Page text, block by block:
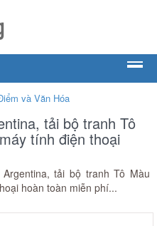
và Văn Hóa
tải bộ tranh Tô
tính điện thoại
tải bộ tranh Tô Màu
hoàn toàn miễn phí...